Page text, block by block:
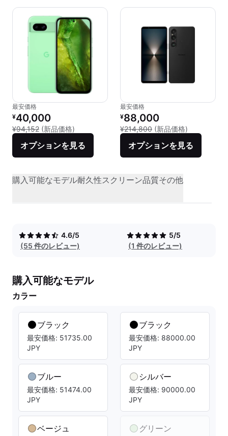
最安価格
リファービッシュ品の価格：
¥40,000
¥94,152 (新品価格) 新品との比較：¥94,152
オプションを見る
最安価格
リファービッシュ品の価格：
¥88,000
¥214,800 (新品価格)
オプションを見る
購入可能なモデル耐久性スクリーン品質その他
4.6/5
(55 件のレビュー)
5/5
(1 件のレビュー)
購入可能なモデル
カラー
ブラック
最安価格: 51735.00
JPY
ブルー
最安価格: 51474.00
JPY
ベージュ
ブラック
最安価格: 88000.00
JPY
シルバー
最安価格: 90000.00
JPY
グリーン